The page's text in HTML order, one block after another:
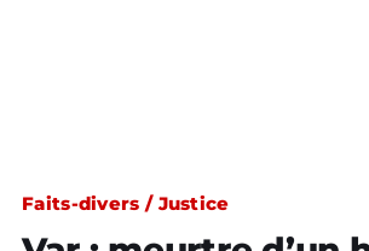
Faits-divers / Justice